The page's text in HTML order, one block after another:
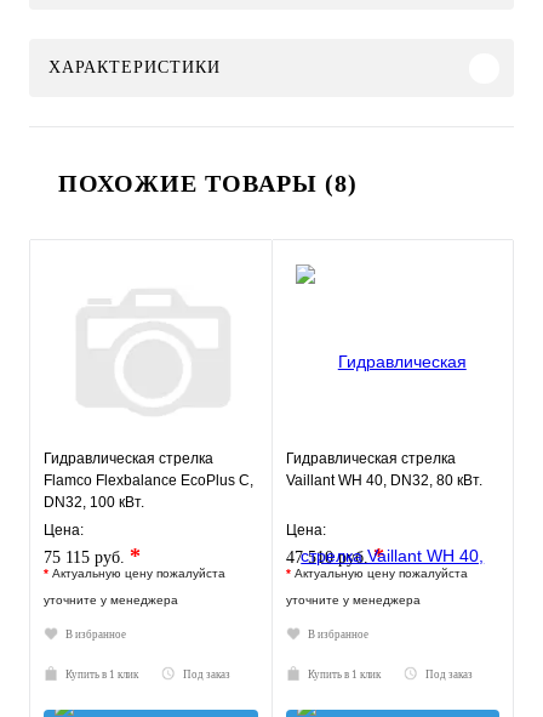
ХАРАКТЕРИСТИКИ
ПОХОЖИЕ ТОВАРЫ (8)
Гидравлическая стрелка
Flamco Flexbalance EcoPlus C,
DN32, 100 кВт.
Цена:
75 115 руб. *
* Актуальную цену пожалуйста
уточните у менеджера
В избранное
Купить в 1 клик Под заказ
Гидравлическая стрелка
Vaillant WH 40, DN32, 80 кВт.
Цена:
47 510 руб.*
* Актуальную цену пожалуйста
уточните у менеджера
В избранное
Купить в 1 клик Под заказ